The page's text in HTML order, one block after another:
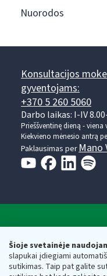
Šioje svetainėje
slapukai įdiegiami
sutikimas. Taip pat galite
Nuorodos
Konsultacijos
gyventojams:
+370 5 260 5060
Darbo laikas: I-IV
Prieššventinę dieną -
Kiekvieno mėnesio antrą
Paklausimas per Mano
Respublikos
Biudžetinė įstaiga.